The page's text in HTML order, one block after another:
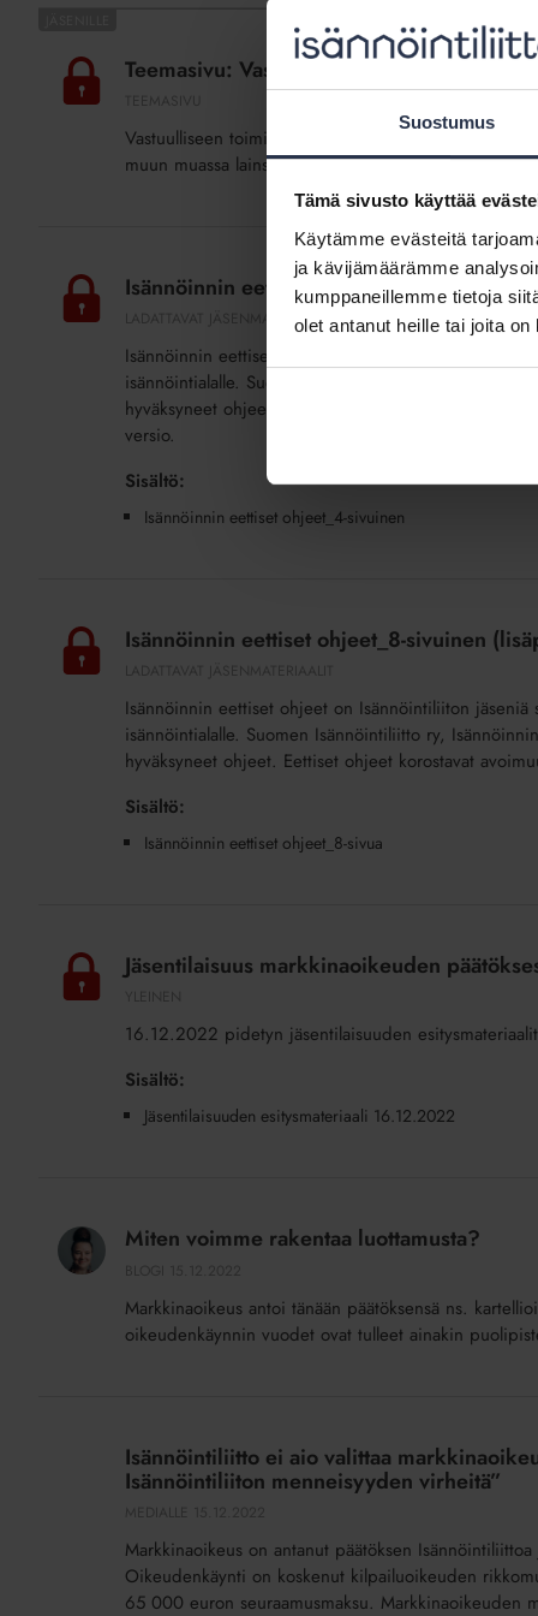
Suostumus
Tämä sivusto käyttää
Käytämme evästeitä
ja kävijämäärämme
kumppaneillemme tietoja
olet antanut heille tai joita
Vastuullisuus
Teemasivu: Vastuullisuus
Vastuulliseen toimintaan kuuluvat taloudellinen,
muun muassa lainsäädäntö ja alan eettiset ohjeet.
eettiset
ohjeet_4-
sivuinen
(lisäpalvelu)
Isännöinnin eettiset ohjeet_4-sivuinen
LADATTAVAT JÄSENMATERIAALIT
Isännöinnin eettiset ohjeet on Isännöintiliiton jäseniä
isännöintialalle. Suomen Isännöintiliitto ry,
hyväksyneet ohjeet. Eettiset ohjeet korostavat
versio.
Sisältö:
Isännöinnin eettiset ohjeet_4-sivuinen
eettiset
ohjeet_8-
sivuinen
(lisäpalvelu)
Isännöinnin eettiset ohjeet_8-sivuinen
Isännöinnin eettiset ohjeet on Isännöintiliiton
isännöintialalle. Suomen Isännöintiliitto ry,
hyväksyneet ohjeet. Eettiset ohjeet korostavat
Sisältö:
Isännöinnin eettiset ohjeet_8-sivua
markkinaoikeuden
päätöksestä
16.12.2022
(lisäpalvelu)
Jäsentilaisuus markkinaoikeuden
16.12.2022 pidetyn jäsentilaisuuden esitysmateriaalit
Sisältö:
Jäsentilaisuuden esitysmateriaali 16.12.2022
voimme
rakentaa
luottamusta?
Miten voimme rakentaa luottamusta?
Markkinaoikeus antoi tänään päätöksensä ns.
oikeudenkäynnin vuodet ovat tulleet ainakin
Isännöintiliitto ei aio valittaa
Isännöintiliiton menneisyyden virheitä”
Markkinaoikeus on antanut päätöksen
Oikeudenkäynti on koskenut kilpailuoikeuden
65 000 euron seuraamusmaksu. Markkinaoikeuden